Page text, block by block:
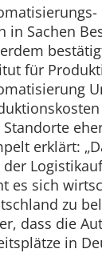
in Sachen
für
Standorte
erklärt:
der
es sich
zu
dass die
in